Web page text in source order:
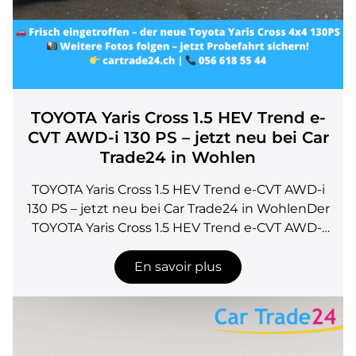
TOYOTA Yaris Cross 1.5 HEV Trend e-
CVT AWD-i 130 PS – jetzt neu bei Car
Trade24 in Wohlen
TOYOTA Yaris Cross 1.5 HEV Trend e-CVT AWD-i
130 PS – jetzt neu bei Car Trade24 in WohlenDer
TOYOTA Yaris Cross 1.5 HEV Trend e-CVT AWD-i
130 PS kombiniert moderne Hybrid-
Technologie mit kompaktem SUV-Komfort und
markantem Design. Bei Car Trade24 in Wohlen
(Aargau) ist dieses Modell als Neuwagen mit
voller Toyota-Werksgarantie erhältlich.Neue
En savoir plus